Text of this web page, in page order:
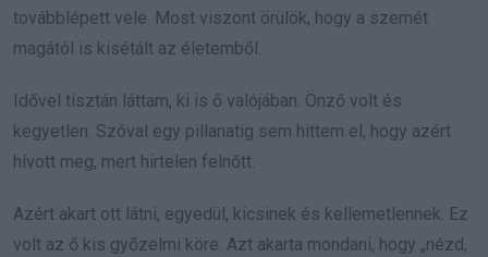
továbblépett vele. Most viszont örülök, hogy a szemét
magától is kisétált az életemből.
Idővel tisztán láttam, ki is ő valójában. Önző volt és
kegyetlen. Szóval egy pillanatig sem hittem el, hogy azért
hívott meg, mert hirtelen felnőtt.
Azért akart ott látni, egyedül, kicsinek és kellemetlennek. Ez
volt az ő kis győzelmi köre. Azt akarta mondani, hogy „nézd,